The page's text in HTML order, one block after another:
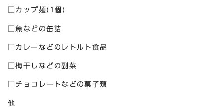
□カップ麺(1個)
□魚などの缶詰
□カレーなどのレトルト食品
□梅干しなどの副菜
□チョコレートなどの菓子類
他